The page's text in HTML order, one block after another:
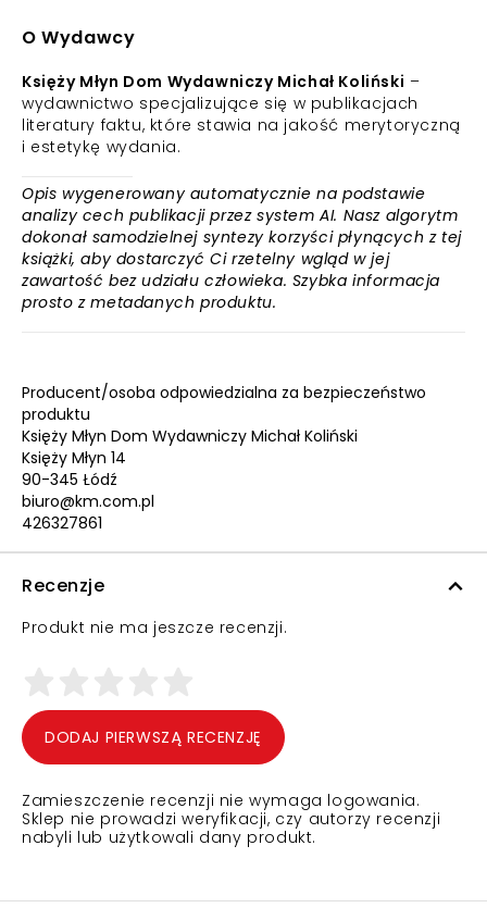
O Wydawcy
Księży Młyn Dom Wydawniczy Michał Koliński –
wydawnictwo specjalizujące się w publikacjach
literatury faktu, które stawia na jakość merytoryczną
i estetykę wydania.
Opis wygenerowany automatycznie na podstawie
analizy cech publikacji przez system AI. Nasz algorytm
dokonał samodzielnej syntezy korzyści płynących z tej
książki, aby dostarczyć Ci rzetelny wgląd w jej
zawartość bez udziału człowieka. Szybka informacja
prosto z metadanych produktu.
Producent/osoba odpowiedzialna za bezpieczeństwo
produktu
Księży Młyn Dom Wydawniczy Michał Koliński
Księży Młyn 14
90-345 Łódź
biuro@km.com.pl
426327861
Recenzje
Produkt nie ma jeszcze recenzji.
DODAJ PIERWSZĄ RECENZJĘ
Zamieszczenie recenzji nie wymaga logowania.
Sklep nie prowadzi weryfikacji, czy autorzy recenzji
nabyli lub użytkowali dany produkt.